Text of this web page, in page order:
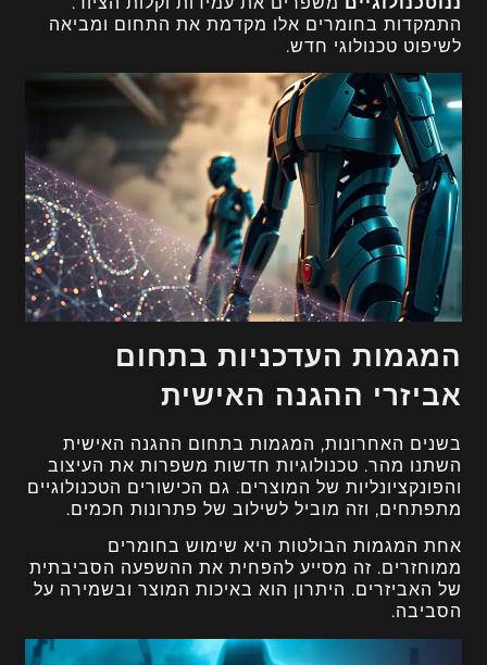
התמקדות בחומרים אלו מקדמת את התחום ומביאה
לשיפוט טכנולוגי חדש.
המגמות העדכניות בתחום
אביזרי ההגנה האישית
בשנים האחרונות, המגמות בתחום ההגנה האישית
השתנו מהר. טכנולוגיות חדשות משפרות את העיצוב
והפונקציונליות של המוצרים. גם הכישורים הטכנולוגיים
מתפתחים, וזה מוביל לשילוב של פתרונות חכמים.
אחת המגמות הבולטות היא שימוש בחומרים
ממוחזרים. זה מסייע להפחית את ההשפעה הסביבתית
של האביזרים. היתרון הוא באיכות המוצר ובשמירה על
הסביבה.